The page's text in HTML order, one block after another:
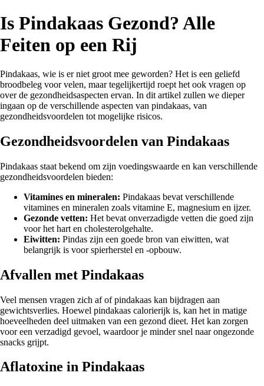
Is Pindakaas Gezond? Alle
Feiten op een Rij
Pindakaas, wie is er niet groot mee geworden? Het is een geliefd
broodbeleg voor velen, maar tegelijkertijd roept het ook vragen op
over de gezondheidsaspecten ervan. In dit artikel zullen we dieper
ingaan op de verschillende aspecten van pindakaas, van
gezondheidsvoordelen tot mogelijke risicos.
Gezondheidsvoordelen van Pindakaas
Pindakaas staat bekend om zijn voedingswaarde en kan verschillende
gezondheidsvoordelen bieden:
Vitamines en mineralen: Pindakaas bevat verschillende
vitamines en mineralen zoals vitamine E, magnesium en ijzer.
Gezonde vetten: Het bevat onverzadigde vetten die goed zijn
voor het hart en cholesterolgehalte.
Eiwitten: Pindas zijn een goede bron van eiwitten, wat
belangrijk is voor spierherstel en -opbouw.
Afvallen met Pindakaas
Veel mensen vragen zich af of pindakaas kan bijdragen aan
gewichtsverlies. Hoewel pindakaas calorierijk is, kan het in matige
hoeveelheden deel uitmaken van een gezond dieet. Het kan zorgen
voor een verzadigd gevoel, waardoor je minder snel naar ongezonde
snacks grijpt.
Aflatoxine in Pindakaas